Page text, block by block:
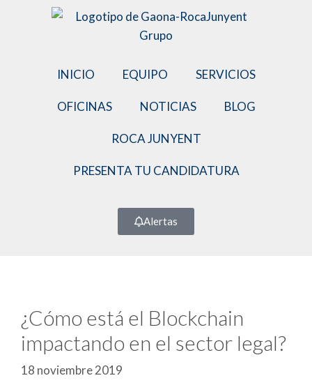
INICIO EQUIPO SERVICIOS
OFICINAS NOTICIAS BLOG
ROCA JUNYENT
PRESENTA TU CANDIDATURA
Alertas
¿Cómo está el Blockchain
impactando en el sector legal?
18 noviembre 2019